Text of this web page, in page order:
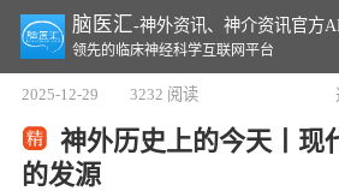
脑医汇-神外资讯、神介资讯官方
领先的临床神经科学互联网平台
2025-12-29 3232 阅读
神外历史上的今天丨现
的发源